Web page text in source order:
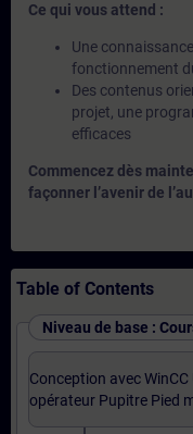
Ce qui vous attend :
Une
fonctionnement
Des contenus
projet, une
efficaces
Commencez dès
façonner l’avenir de
Table of Contents
Niveau de base :
Conception avec
opérateur Pupitre Pied